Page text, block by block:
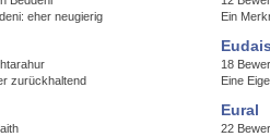
eher neugierig
Ein
zurückhaltend
18
Eine
Eural
22